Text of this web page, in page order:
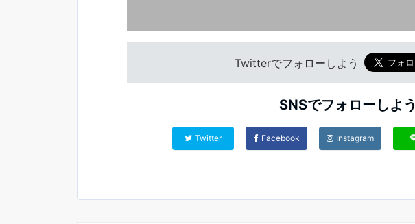
Twitterでフォローしよう
SNSでフォローしよう
Twitter Facebook Instagram